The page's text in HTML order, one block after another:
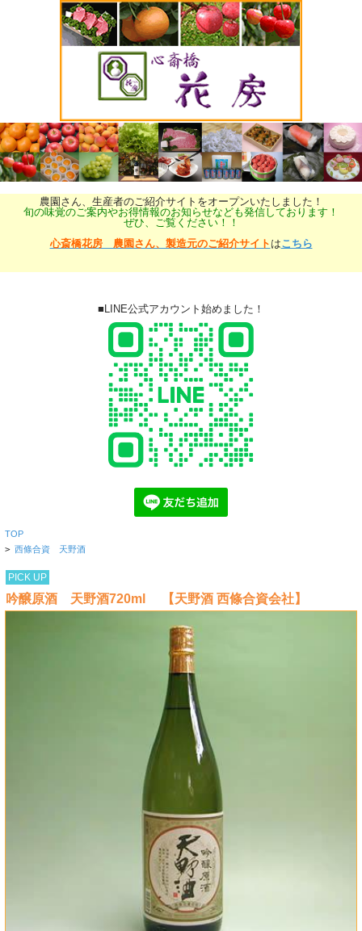
農園さん、生産者のご紹介サイトをオープンいたしました！
旬の味覚のご案内やお得情報のお知らせなども発信しております！
ぜひ、ご覧ください！！
心斎橋花房 農園さん、製造元のご紹介サイト はこちら
■LINE公式アカウント始めました！
TOP
> 西條合資 天野酒
PICK UP
吟醸原酒 天野酒720ml 【天野酒 西條合資会社】